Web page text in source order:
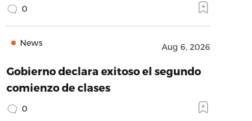
0
News Aug 6, 2026
Gobierno declara exitoso el segundo
comienzo de clases
0